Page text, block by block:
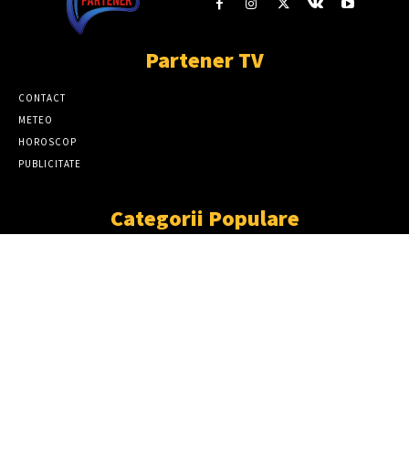
Partener TV
CONTACT
METEO
HOROSCOP
PUBLICITATE
Categorii Populare